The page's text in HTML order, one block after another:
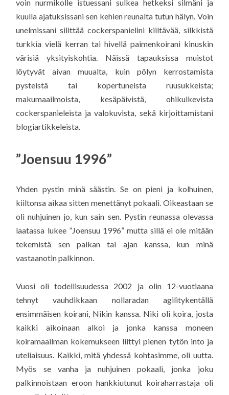
voin nurmikolle istuessani sulkea hetkeksi silmäni ja
kuulla ajatuksissani sen kehien reunalta tutun hälyn. Voin
unelmissani silittää cockerspanielini kiiltävää, silkkistä
turkkia vielä kerran tai hivellä paimenkoirani kinuskin
värisiä yksityiskohtia. Näissä tapauksissa muistot
löytyvät aivan muualta, kuin pölyn kerrostamista
pysteistä tai kopertuneista ruusukkeista;
makumaailmoista, kesäpäivistä, ohikulkevista
cockerspanieleista ja valokuvista, sekä kirjoittamistani
blogiartikkeleista.
”Joensuu 1996”
Yhden pystin minä säästin. Se on pieni ja kolhuinen,
kiiltonsa aikaa sitten menettänyt pokaali. Oikeastaan se
oli nuhjuinen jo, kun sain sen. Pystin reunassa olevassa
laatassa lukee ”Joensuu 1996” mutta sillä ei ole mitään
tekemistä sen paikan tai ajan kanssa, kun minä
vastaanotin palkinnon.
Vuosi oli todellisuudessa 2002 ja olin 12-vuotiaana
tehnyt vauhdikkaan nollaradan agilitykentällä
ensimmäisen koirani, Nikin kanssa. Niki oli koira, josta
kaikki aikoinaan alkoi ja jonka kanssa moneen
koiramaailman kokemukseen liittyi pienen tytön into ja
uteliaisuus. Kaikki, mitä yhdessä kohtasimme, oli uutta.
Myös se vanha ja nuhjuinen pokaali, jonka joku
palkinnoistaan eroon hankkiutunut koiraharrastaja oli